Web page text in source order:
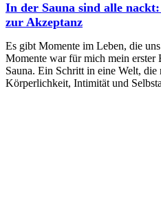
In der Sauna sind alle
zur Akzeptanz
Es gibt Momente im Leben, die
Momente war für mich mein erster
Sauna. Ein Schritt in eine Welt,
Körperlichkeit, Intimität und